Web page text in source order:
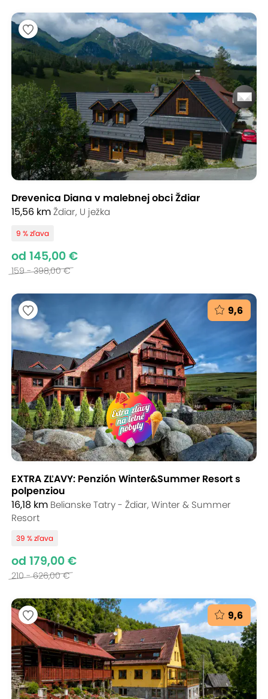
Drevenica Diana v malebnej obci Ždiar
15,56 kmŽdiar, U ježka
9 % zľava
od 145,00 €
159 - 398,00 €
9,6
EXTRA ZĽAVY: Penzión Winter&Summer Resort s
polpenziou
16,18 km Belianske Tatry - Ždiar, Winter & Summer
Resort
39 % zľava
od 179,00 €
210 - 626,00 €
9,6